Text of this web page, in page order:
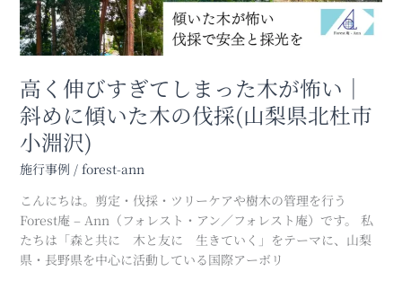
泉
町)
高く伸びすぎてしまった木が怖い｜
斜めに傾いた木の伐採(山梨県北杜市
小淵沢)
施行事例 / forest-ann
こんにちは。剪定・伐採・ツリーケアや樹木の管理を行う
Forest庵 – Ann（フォレスト・アン／フォレスト庵）です。 私
たちは「森と共に 木と友に 生きていく」をテーマに、山梨
県・長野県を中心に活動している国際アーボリ
ま
っ
た
木
が
怖
い
｜
斜
め
に
傾
い